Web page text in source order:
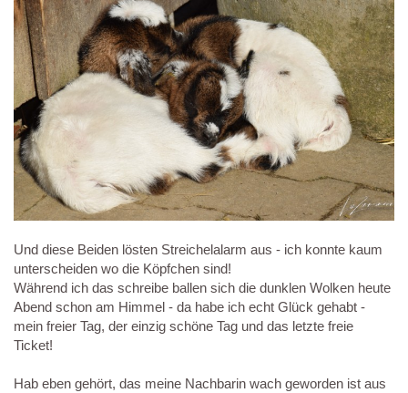
Und diese Beiden lösten Streichelalarm aus - ich konnte kaum
unterscheiden wo die Köpfchen sind!
Während ich das schreibe ballen sich die dunklen Wolken heute
Abend schon am Himmel - da habe ich echt Glück gehabt -
mein freier Tag, der einzig schöne Tag und das letzte freie
Ticket!
Hab eben gehört, das meine Nachbarin wach geworden ist aus